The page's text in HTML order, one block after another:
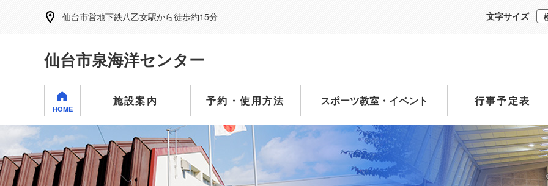
仙台市営地下鉄八乙女駅から徒歩約15分 文字サイズ
仙台市泉海洋センター
HOME
施設案内 予約・使用方法 スポーツ教室・イベント 行事予定表